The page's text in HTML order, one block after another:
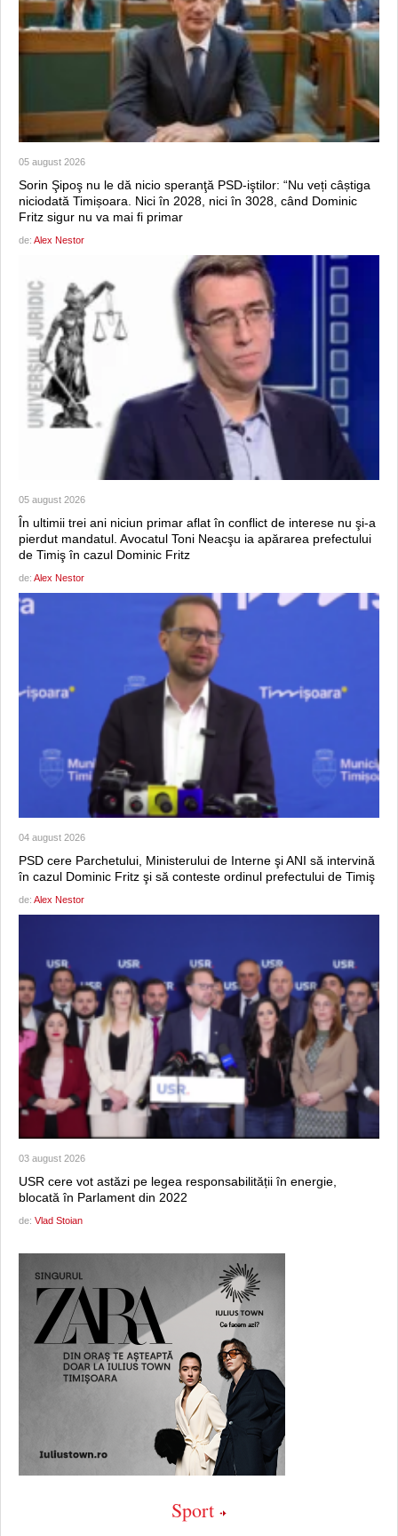
05 august 2026
Sorin Şipoş nu le dă nicio speranţă PSD-iştilor: “Nu veți câștiga
niciodată Timișoara. Nici în 2028, nici în 3028, când Dominic
Fritz sigur nu va mai fi primar
de: Alex Nestor
05 august 2026
În ultimii trei ani niciun primar aflat în conflict de interese nu şi-a
pierdut mandatul. Avocatul Toni Neacşu ia apărarea prefectului
de Timiş în cazul Dominic Fritz
de: Alex Nestor
04 august 2026
PSD cere Parchetului, Ministerului de Interne şi ANI să intervină
în cazul Dominic Fritz şi să conteste ordinul prefectului de Timiş
de: Alex Nestor
03 august 2026
USR cere vot astăzi pe legea responsabilității în energie,
blocată în Parlament din 2022
de: Vlad Stoian
Sport